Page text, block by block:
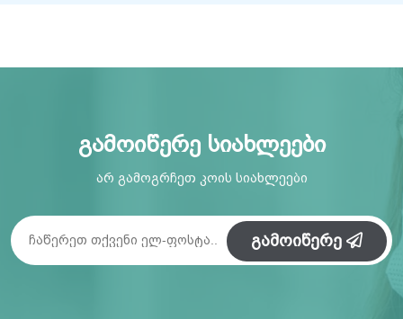
გამოიწერე სიახლეები
არ გამოგრჩეთ კოის სიახლეები
გამოიწერე